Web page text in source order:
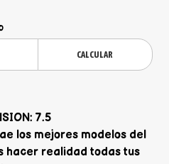
CALCULAR
7.5
los mejores modelos del
hacer realidad todas tus